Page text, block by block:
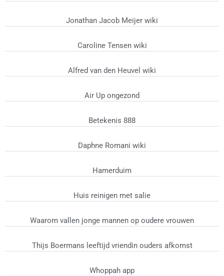
Jonathan Jacob Meijer wiki
Caroline Tensen wiki
Alfred van den Heuvel wiki
Air Up ongezond
Betekenis 888
Daphne Romani wiki
Hamerduim
Huis reinigen met salie
Waarom vallen jonge mannen op oudere vrouwen
Thijs Boermans leeftijd vriendin ouders afkomst
Whoppah app